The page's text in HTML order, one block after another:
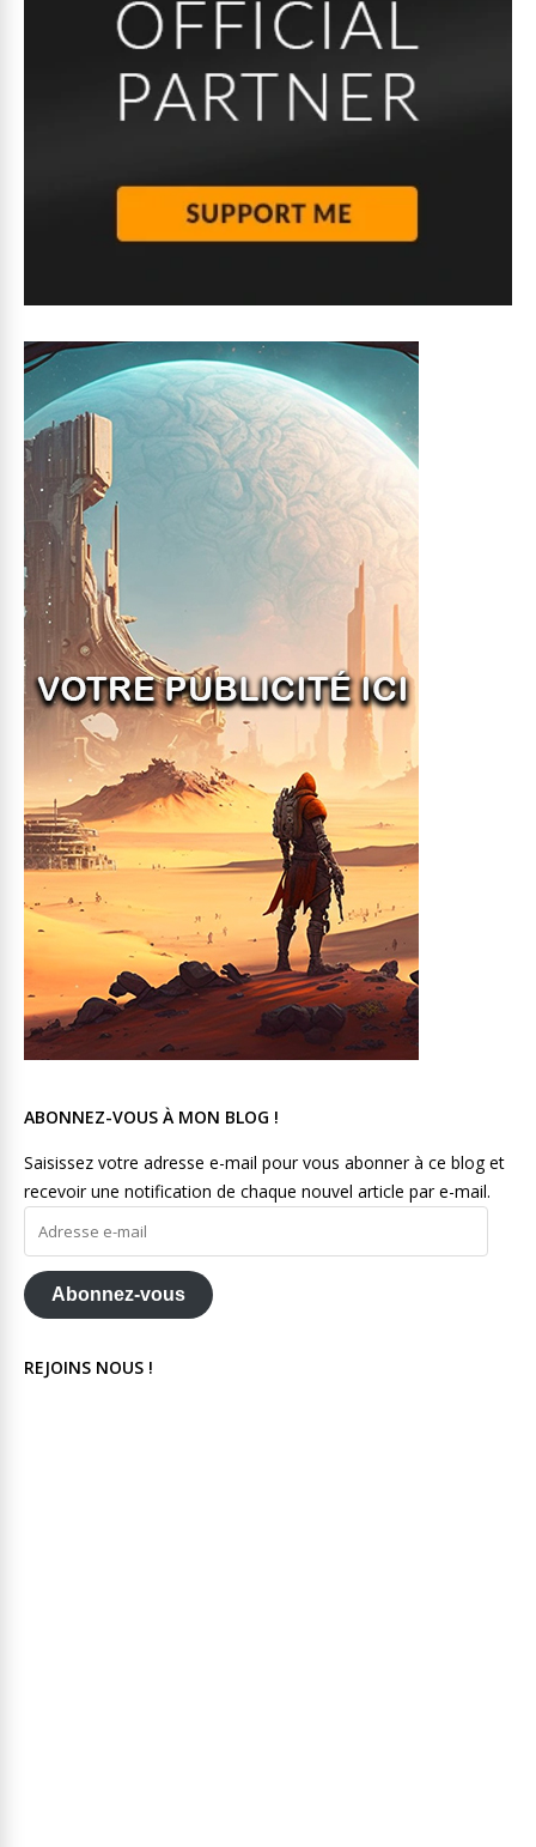
ABONNEZ-VOUS À MON BLOG !
Saisissez votre adresse e-mail pour vous abonner à ce blog et
recevoir une notification de chaque nouvel article par e-mail.
mail
Abonnez-vous
REJOINS NOUS !